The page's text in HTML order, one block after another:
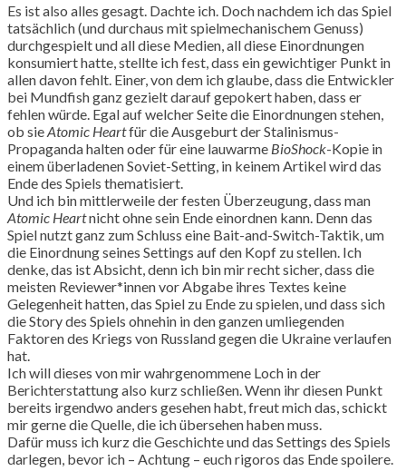
Es ist also alles gesagt. Dachte ich. Doch nachdem ich das Spiel
tatsächlich (und durchaus mit spielmechanischem Genuss)
durchgespielt und all diese Medien, all diese Einordnungen
konsumiert hatte, stellte ich fest, dass ein gewichtiger Punkt in
allen davon fehlt. Einer, von dem ich glaube, dass die Entwickler
bei Mundfish ganz gezielt darauf gepokert haben, dass er
fehlen würde. Egal auf welcher Seite die Einordnungen stehen,
ob sieAtomic Heartfür die Ausgeburt der Stalinismus-
Propaganda halten oder für eine lauwarme BioShock-Kopie in
einem überladenen Soviet-Setting, in keinem Artikel wird das
Ende des Spiels thematisiert.
Und ich bin mittlerweile der festen Überzeugung, dass man
Atomic Heartnicht ohne sein Ende einordnen kann. Denn das
Spiel nutzt ganz zum Schluss eine Bait-and-Switch-Taktik, um
die Einordnung seines Settings auf den Kopf zu stellen. Ich
denke, das ist Absicht, denn ich bin mir recht sicher, dass die
meisten Reviewer*innen vor Abgabe ihres Textes keine
Gelegenheit hatten, das Spiel zu Ende zu spielen, und dass sich
die Story des Spiels ohnehin in den ganzen umliegenden
Faktoren des Kriegs von Russland gegen die Ukraine verlaufen
hat.
Ich will dieses von mir wahrgenommene Loch in der
Berichterstattung also kurz schließen. Wenn ihr diesen Punkt
bereits irgendwo anders gesehen habt, freut mich das, schickt
mir gerne die Quelle, die ich übersehen haben muss.
Dafür muss ich kurz die Geschichte und das Settings des Spiels
darlegen, bevor ich – Achtung – euch rigoros das Ende spoilere.